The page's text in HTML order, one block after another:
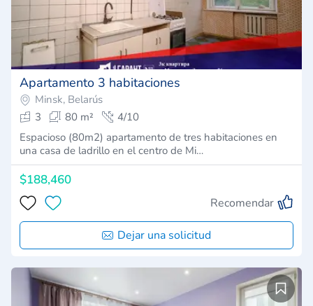
Apartamento 3 habitaciones
Minsk, Belarús
3
80 m²
4/10
Espacioso (80m2) apartamento de tres habitaciones en
una casa de ladrillo en el centro de Mi…
$188,460
Recomendar
Dejar una solicitud